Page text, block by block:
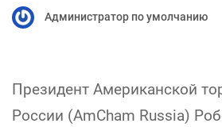
Администратор по умолчанию
Президент Американской
России (AmCham Russia)